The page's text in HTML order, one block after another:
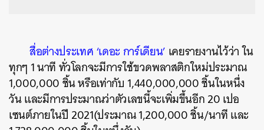
สื่อต่างประเทศ ‘เดอะ การ์เดียน’ เคยรายงานไว้ว่าใน
ทุกๆ 1 นาที ทั่วโลกจะมีการใช้ขวดพลาสติกใหม่ประมาณ
1,000,000 ชิ้น หรือเท่ากับ 1,440,000,000 ชิ้นในหนึ่ง
วัน และมีการประมาณว่าตัวเลขนี้จะเพิ่มขึ้นอีก 20 เปอ
เซนต์ภายในปี 2021(ประมาณ 1,200,000 ชิ้น/นาที และ